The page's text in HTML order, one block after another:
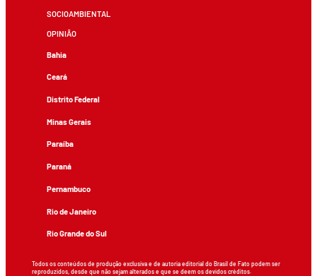
SOCIOAMBIENTAL
OPINIÃO
Bahia
Ceará
Distrito Federal
Minas Gerais
Paraíba
Paraná
Pernambuco
Rio de Janeiro
Rio Grande do Sul
Todos os conteúdos de produção exclusiva e de autoria editorial do Brasil de Fato podem ser
reproduzidos, desde que não sejam alterados e que se deem os devidos créditos.